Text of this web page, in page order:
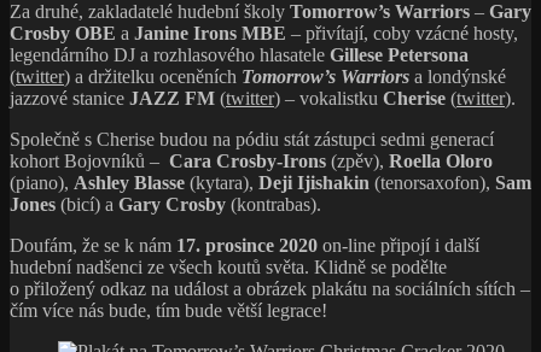
Za druhé, zakladatelé hudební školy Tomorrow’s Warriors – Gary
Crosby OBE a Janine Irons MBE – přivítají, coby vzácné hosty,
legendárního DJ a rozhlasového hlasatele Gillese Petersona
(twitter) a držitelku oceněních Tomorrow’s Warriors a londýnské
jazzové stanice JAZZ FM (twitter) – vokalistku Cherise (twitter).
Společně s Cherise budou na pódiu stát zástupci sedmi generací
kohort Bojovníků – Cara Crosby-Irons (zpěv), Roella Oloro
(piano), Ashley Blasse (kytara), Deji Ijishakin (tenorsaxofon), Sam
Jones (bicí) a Gary Crosby (kontrabas).
Doufám, že se k nám 17. prosince 2020 on-line připojí i další
hudební nadšenci ze všech koutů světa. Klidně se podělte
o přiložený odkaz na událost a obrázek plakátu na sociálních sítích –
čím více nás bude, tím bude větší legrace!